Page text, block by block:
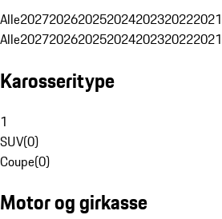
Alle2027202620252024202320222021
Alle2027202620252024202320222021
Karosseritype
1
SUV(0)
Coupe(0)
Motor og girkasse